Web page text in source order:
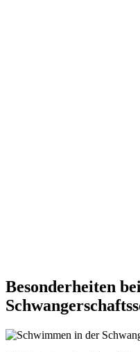
Besonderheiten